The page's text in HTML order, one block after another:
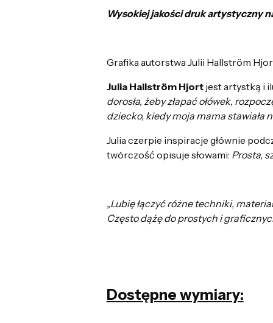
Wysokiej jakości druk artystyczny
Grafika autorstwa Julii Hallström
Julia Hallström Hjortjest artystką i
dorosła, żeby złapać ołówek,
dziecko, kiedy moja mama stawiała
Julia czerpie inspiracje głównie
twórczość opisuje słowami: Prosta,
„Lubię łączyć różne techniki,
Często dążę do prostych i
Dostępne wymiary: